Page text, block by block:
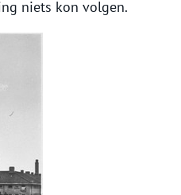
niets kon volgen.